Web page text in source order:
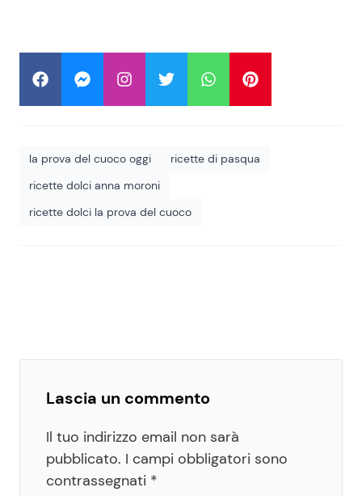
la prova del cuoco oggi
ricette di pasqua
ricette dolci anna moroni
ricette dolci la prova del cuoco
Lascia un commento
Il tuo indirizzo email non sarà
pubblicato. I campi obbligatori sono
contrassegnati *